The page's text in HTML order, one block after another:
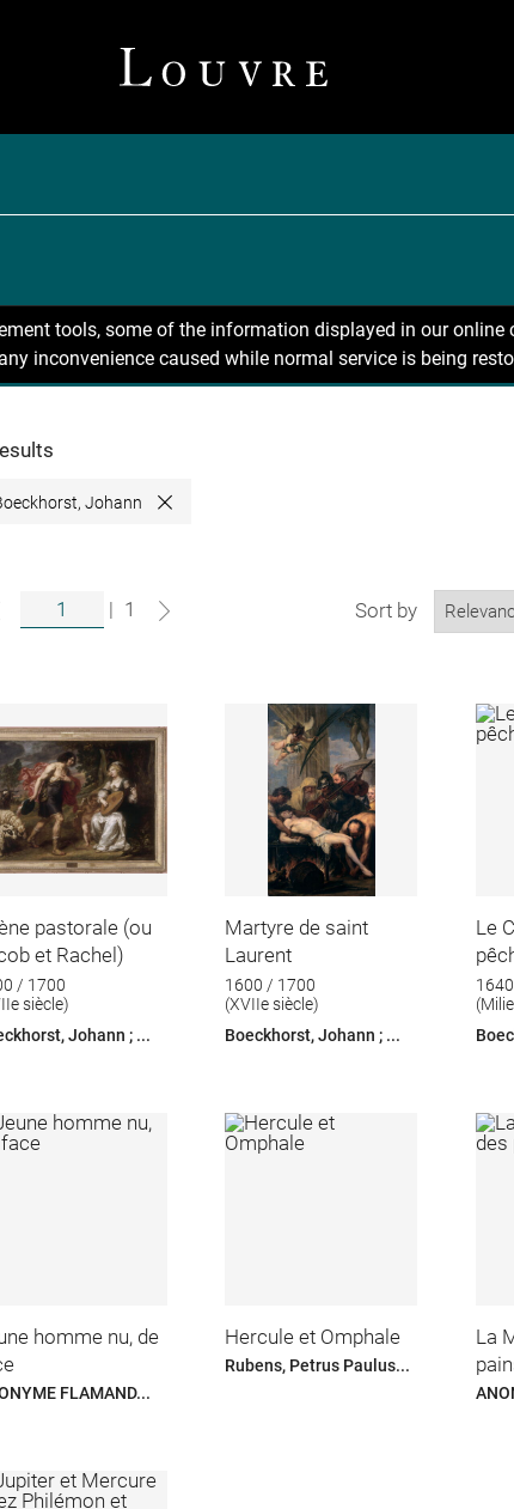
tools, some of the information displayed in our
inconvenience caused while normal service is being
Johann Close
| 1 Sort by
pastorale (ou
et Rachel)
/ 1700
siècle)
Johann ; ...
Martyre de saint
Laurent
1600 / 1700
(XVIIe siècle)
Boeckhorst, Johann ; ...
Le
homme nu, de
FLAMAND...
Hercule et Omphale
Rubens, Petrus Paulus...
La